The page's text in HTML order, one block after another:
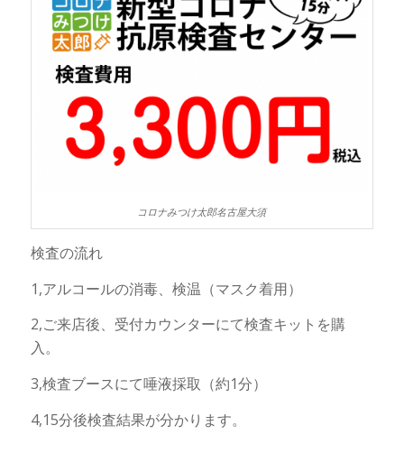
コロナみつけ太郎名古屋大須
検査の流れ
1,アルコールの消毒、検温（マスク着用）
2,ご来店後、受付カウンターにて検査キットを購
入。
3,検査ブースにて唾液採取（約1分）
4,15分後検査結果が分かります。